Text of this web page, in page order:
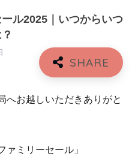
ル2025｜いつからいつ
へお越しいただきありがと
ァミリーセール」